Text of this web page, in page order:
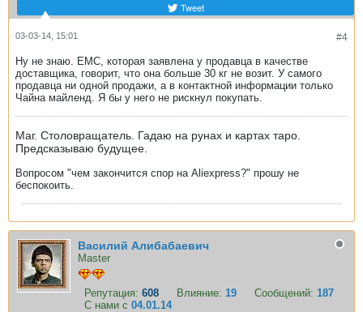
Tweet
#4
03-03-14, 15:01
Ну не знаю. ЕМС, которая заявлена у продавца в качестве
доставщика, говорит, что она больше 30 кг не возит. У самого
продавца ни одной продажи, а в контактной информации только
Чайна майленд. Я бы у него не рискнул покупать.
Маг. Столовращатель. Гадаю на рунах и картах таро.
Предсказываю будущее.
Вопросом "чем закончится спор на Aliexpress?" прошу не
беспокоить.
Василий Алибабаевич
Master
Репутация: 608 Влияние: 19 Сообщений: 187
С нами с 04.01.14